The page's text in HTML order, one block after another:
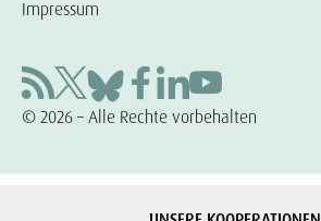
Impressum
© 2026 – Alle Rechte vorbehalten